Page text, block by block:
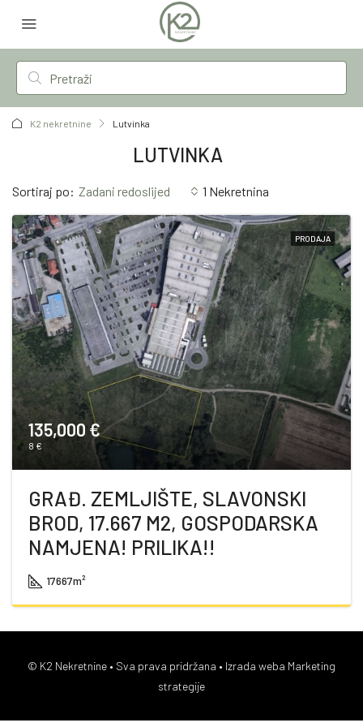
K2 nekretnine Lutvinka
LUTVINKA
1 Nekretnina
Sortiraj po: Zadani redoslijed
PRODAJA
135,000 €
8 €
GRAĐ. ZEMLJIŠTE, SLAVONSKI
BROD, 17.667 M2, GOSPODARSKA
NAMJENA! PRILIKA!!
17667m²
© K2 Nekretnine • Sva prava pridržana • Izrada weba Marketing
strategije